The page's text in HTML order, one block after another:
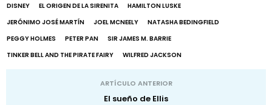
DISNEY
EL ORIGEN DE LA SIRENITA
HAMILTON LUSKE
JERÓNIMO JOSÉ MARTÍN
JOEL MCNEELY
NATASHA BEDINGFIELD
PEGGY HOLMES
PETER PAN
SIR JAMES M. BARRIE
TINKER BELL AND THE PIRATE FAIRY
WILFRED JACKSON
ARTÍCULO ANTERIOR
El sueño de Ellis